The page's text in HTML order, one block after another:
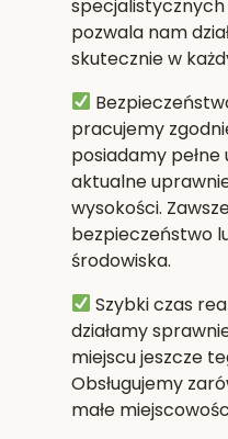
pozwala nam
skutecznie w
pracujemy
posiadamy pełne
aktualne
wysokości.
bezpieczeństwo
środowiska.
Szybki czas
działamy
miejscu jeszcze
Obsługujemy
małe